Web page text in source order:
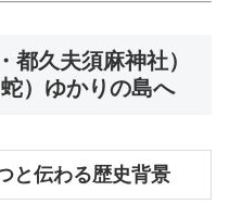
都久夫須麻神社）
）ゆかりの島へ
と伝わる歴史背景